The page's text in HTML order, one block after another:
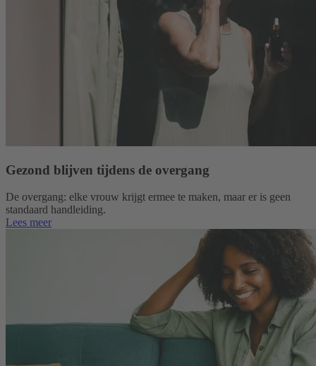
Gezond blijven tijdens de overgang
De overgang: elke vrouw krijgt ermee te maken, maar er is geen
standaard handleiding.
Lees meer